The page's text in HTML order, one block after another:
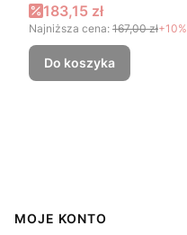
Cena promocyjna
183,15 zł
Najniższa cena: 167,00 zł+10%
Do koszyka
Linki w stopce
MOJE KONTO